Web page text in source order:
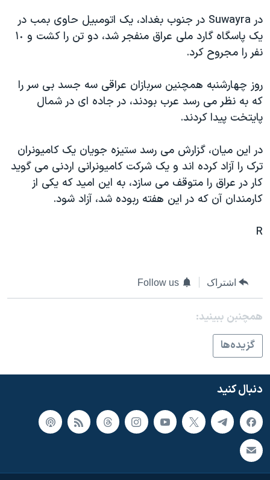
علم و فناوری
اسرائیل در جنگ
گالری عکس
آرشیو پخش زنده
رمز مهسا
ورزش زنان در ایران
اعتراضات زن، زندگی، آزادی
مجموعه مستندهای دادخواهی
تریبونال مردمی آبان ۹۸
دادگاه حمید نوری
چهل سال گروگان‌گیری
قانون شفافیت دارائی کادر رهبری ایران
اعتراضات مردمی آبان ۹۸
صفحه‌های ویژه
سفر پرزیدنت ترامپ به چین
زبانهای مختلف
در Suwayra در جنوب بغداد، يک اتومبيل حاوی بمب در
يک پاسگاه گارد ملی عراق منفجر شد، دو تن را کشت و ١٠
نفر را مجروح کرد.
روز چهارشنبه همچنين سربازان عراقی سه جسد بی سر را
که به نظر می رسد عرب بودند، در جاده ای در شمال
پايتخت پيدا کردند.
در اين ميان، گزارش می رسد ستيزه جويان يک کاميونران
ترک را آزاد کرده اند و يک شرکت کاميونرانی اردنی می گويد
کار در عراق را متوقف می سازد، به اين اميد که يکی از
کارمندان آن که در اين هفته ربوده شد، آزاد شود.
R
اشتراک Follow us
همچنبن ببینید:
گزيده‌ها
دنبال کنید